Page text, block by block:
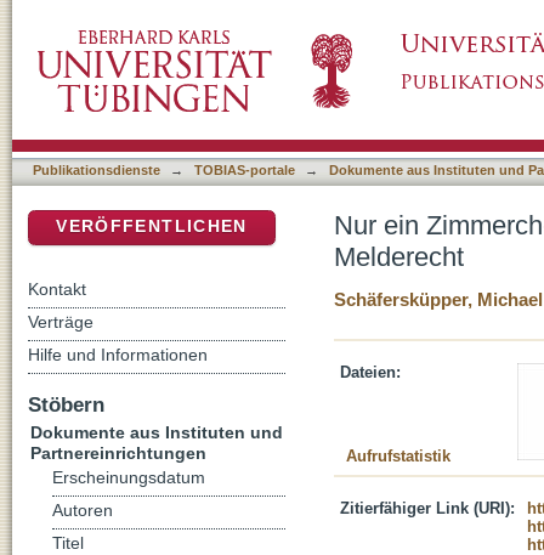
Publikationsdienste → TOBIAS-portale → Dokumente aus Instituten und
Nur ein
Melderecht
Schäfersküpper, Michael
Dateien:
Aufrufstatistik
Zitierfähiger Link (URI):
VERÖFFENTLICHEN
Kontakt
Verträge
Hilfe und Informationen
Stöbern
Dokumente aus Instituten und
Partnereinrichtungen
Erscheinungsdatum
Autoren
Titel